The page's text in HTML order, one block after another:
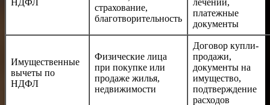
страхование,
благотворительность
платежные
документы
Имущественные
вычеты по
НДФЛ
Физические лица
при покупке или
продаже жилья,
недвижимости
Договор купли-
продажи,
документы на
имущество,
подтверждение
расходов